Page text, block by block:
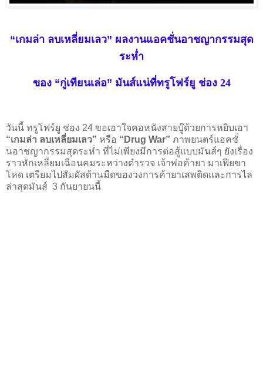
“เกมล่า ลบเหลี่ยมเลว” ผลงานแอคชั่นอาชญากรรมสุด
ระห่ำ
ของ “กู่เทียนเล่อ” มันส์แน่ที่ทรูโฟร์ยู ช่อง 24
วันนี้ ทรูโฟร์ยู ช่อง 24 ขอเอาใจคอหนังสายบู๊ด้วยการหยิบเอา
“เกมล่า ลบเหลี่ยมเลว” หรือ “Drug War” ภาพยนตร์แอคชั่
นอาชญากรรมสุดระห่ำ ที่ไม่เพียงมีการต่อสู้แบบมันส์ๆ ยังเรื่อง
ราวหักเหลี่ยมเฉือนคมระหว่างตำรวจ เจ้าพ่อค้ายา มาเฟียขา
โหด เตรียมไปสัมผัสด้านมืดของวงการค้ายาเสพติดและการไล
ล่าสุดมันส์ 3 กันยายนนี้